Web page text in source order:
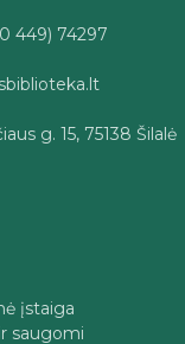
449) 74297
g. 15, 75138 Šilalė
įstaiga
saugomi